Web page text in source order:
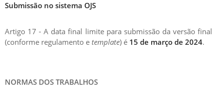
Submissão no sistema OJS
Artigo 17 - A data final limite para submissão da versão final
(conforme regulamento e template) é 15 de março de 2024.
NORMAS DOS TRABALHOS